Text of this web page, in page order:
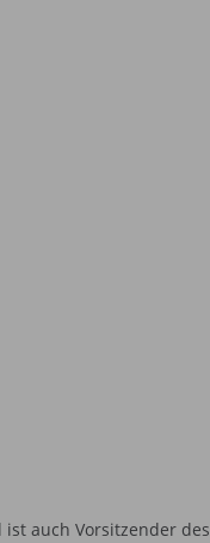
ist auch Vorsitzender des